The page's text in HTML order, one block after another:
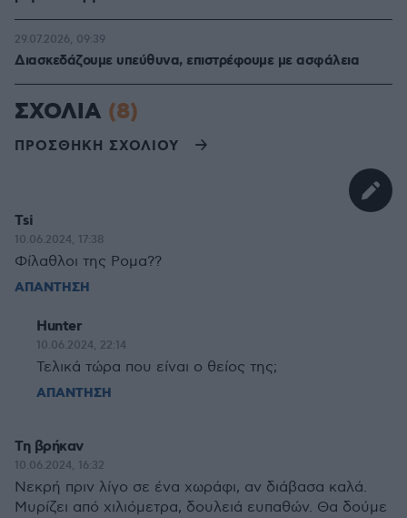
Διασκεδάζουμε υπεύθυνα, επιστρέφουμε με ασφάλεια
29.07.2026, 09:39
ΣΧΟΛΙΑ (8)
ΠΡΟΣΘΗΚΗ ΣΧΟΛΙΟΥ
Tsi
10.06.2024, 17:38
Φίλαθλοι της Ρομα??
ΑΠΑΝΤΗΣΗ
Hunter
10.06.2024, 22:14
Τελικά τώρα που είναι ο θείος της;
ΑΠΑΝΤΗΣΗ
Τη βρήκαν
10.06.2024, 16:32
Νεκρή πριν λίγο σε ένα χωράφι, αν διάβασα καλά.
Μυρίζει από χιλιόμετρα, δουλειά ευπαθών. Θα δούμε